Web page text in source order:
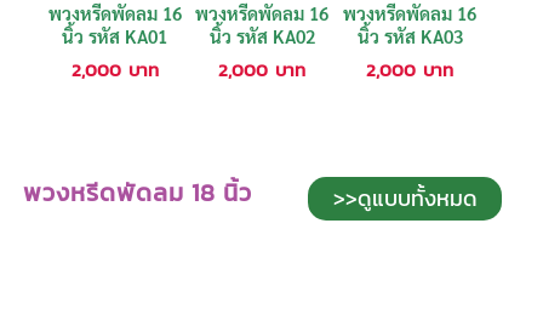
พวงหรีดพัดลม 16
นิ้ว รหัส KA01
2,000 บาท
พวงหรีดพัดลม 16
นิ้ว รหัส KA02
2,000 บาท
พวงหรีดพัดลม 16
นิ้ว รหัส KA03
2,000 บาท
พวงหรีดพัดลม 18 นิ้ว >>ดูแบบทั้งหมด